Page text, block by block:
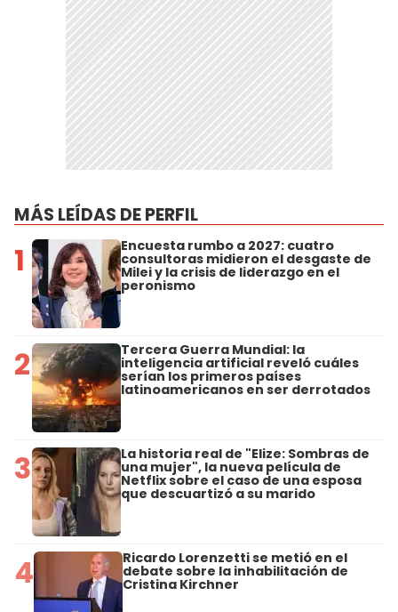
MÁS LEÍDAS DE PERFIL
1 Encuesta rumbo a 2027: cuatro
consultoras midieron el desgaste de
Milei y la crisis de liderazgo en el
peronismo
2 Tercera Guerra Mundial: la
inteligencia artificial reveló cuáles
serían los primeros países
latinoamericanos en ser derrotados
3 La historia real de "Elize: Sombras de
una mujer", la nueva película de
Netflix sobre el caso de una esposa
que descuartizó a su marido
4 Ricardo Lorenzetti se metió en el
debate sobre la inhabilitación de
Cristina Kirchner